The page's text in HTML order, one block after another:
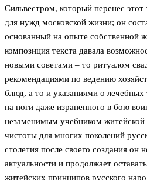
Сильвестром, который перенес
для нужд московской жизни; он
основанный на опыте собственной
композиция текста давала
новыми советами – то ритуалом
рекомендациями по ведению
блюд, а то и указаниями о
на ноги даже израненного в бою
незаменимым учебником житейской
чистоты для многих поколений
столетия после своего создания он
актуальности и продолжает
житейских принципов русского